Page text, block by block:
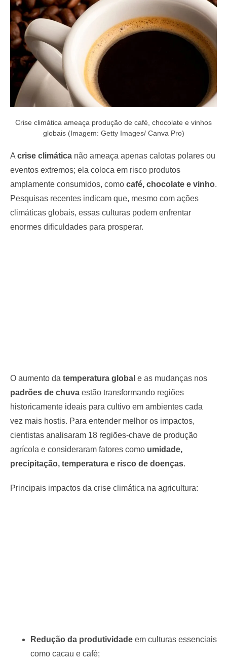
o
Crise climática ameaça produção de café, chocolate e vinhos
globais (Imagem: Getty Images/ Canva Pro)
A crise climática não ameaça apenas calotas polares ou
eventos extremos; ela coloca em risco produtos
amplamente consumidos, como café, chocolate e vinho.
Pesquisas recentes indicam que, mesmo com ações
climáticas globais, essas culturas podem enfrentar
enormes dificuldades para prosperar.
O aumento da temperatura global e as mudanças nos
padrões de chuva estão transformando regiões
historicamente ideais para cultivo em ambientes cada
vez mais hostis. Para entender melhor os impactos,
cientistas analisaram 18 regiões-chave de produção
agrícola e consideraram fatores como umidade,
precipitação, temperatura e risco de doenças.
Principais impactos da crise climática na agricultura:
Redução da produtividade em culturas essenciais
como cacau e café;